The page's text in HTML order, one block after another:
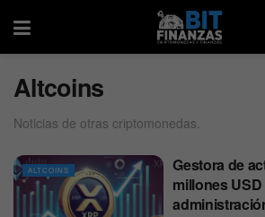
Altcoins
Noticias de otras criptomonedas.
ALTCOINS
Gestora de
millones